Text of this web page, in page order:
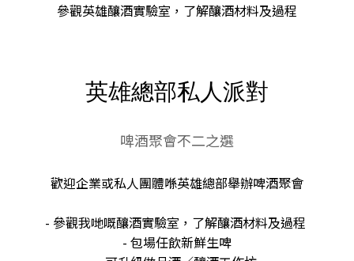
同埋一班朋友一齊嚟更盡興！
英雄總部私人派對
啤酒聚會不二之選
歡迎企業或私人團體喺英雄總部舉辦啤酒聚會
- 參觀我哋嘅釀酒實驗室，了解釀酒材料及過程
- 包場任飲新鮮生啤